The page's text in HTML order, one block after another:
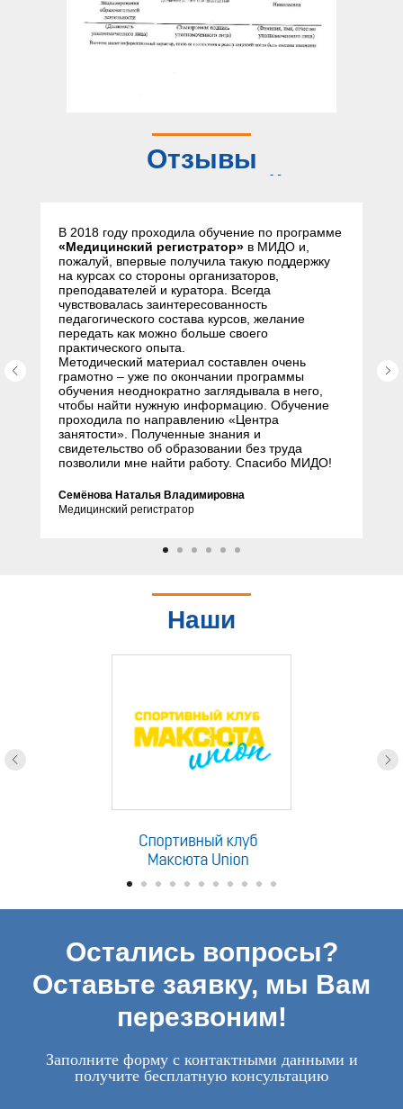
Отзывы
слушателей
В 2018 году проходила обучение по программе
«Медицинский регистратор» в МИДО и,
пожалуй, впервые получила такую поддержку
на курсах со стороны организаторов,
преподавателей и куратора. Всегда
чувствовалась заинтересованность
педагогического состава курсов, желание
передать как можно больше своего
практического опыта.
Методический материал составлен очень
грамотно – уже по окончании программы
обучения неоднократно заглядывала в него,
чтобы найти нужную информацию. Обучение
проходила по направлению «Центра
занятости». Полученные знания и
свидетельство об образовании без труда
позволили мне найти работу. Спасибо МИДО!
Семёнова Наталья Владимировна
Медицинский регистратор
Наши
Остались вопросы?
Оставьте заявку, мы Вам
перезвоним!
Заполните форму с контактными данными и
получите бесплатную консультацию